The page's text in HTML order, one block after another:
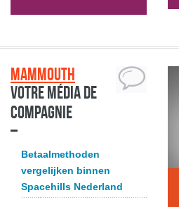
Mammouth
Votre média de
compagnie
Betaalmethoden
vergelijken binnen
Spacehills Nederland